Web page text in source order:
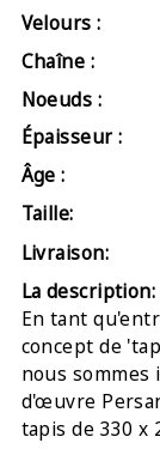
Velours :
Chaîne :
Noeuds :
Épaisseur :
Âge :
Taille:
Livraison:
La description:
En tant
concept de
nous sommes
d'œuvre
tapis de 330 x